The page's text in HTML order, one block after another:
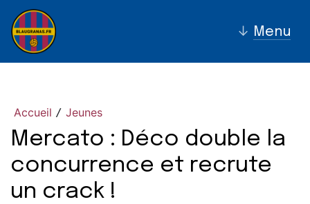
↓ Menu
Accueil / Jeunes
Mercato : Déco double la
concurrence et recrute
un crack !